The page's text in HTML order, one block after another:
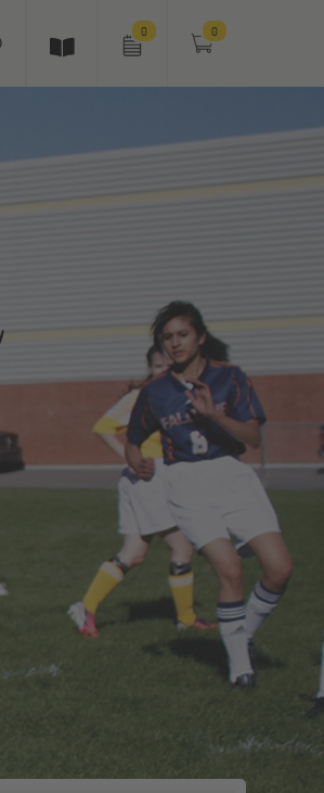
0 0